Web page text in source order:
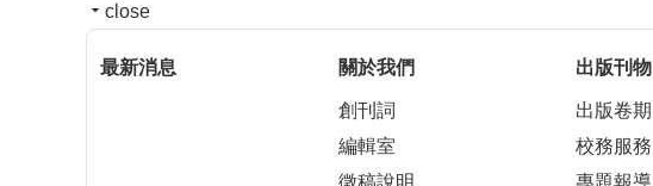
close
最新消息 關於我們
創刊詞
編輯室
出版刊物
出版卷期
校務服務